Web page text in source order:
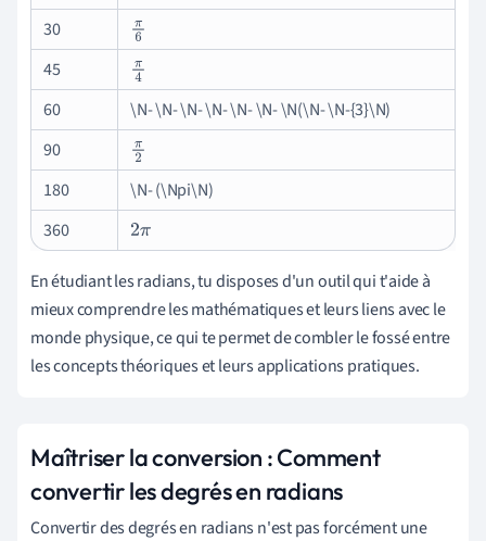
30
π6
45
π4
60
\N- \N- \N- \N- \N- \N- \N(\N- \N-{3}\N)
90
π2
180
\N- (\Npi\N)
360
2π
En étudiant les radians, tu disposes d'un outil qui t'aide à
mieux comprendre les mathématiques et leurs liens avec le
monde physique, ce qui te permet de combler le fossé entre
les concepts théoriques et leurs applications pratiques.
Maîtriser la conversion : Comment
convertir les degrés en radians
Convertir des degrés en radians n'est pas forcément une